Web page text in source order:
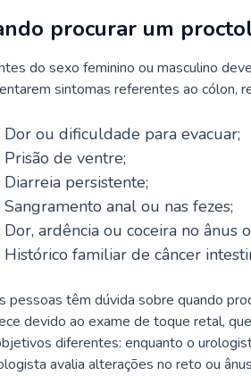
procurar um
do sexo feminino ou masculino
sintomas referentes ao cólon,
Dor ou dificuldade para evacuar;
Prisão de ventre;
Diarreia persistente;
Sangramento anal ou nas fezes;
Dor, ardência ou coceira no ânus
Histórico familiar de câncer
pessoas têm dúvida sobre quando
devido ao exame de toque retal,
diferentes: enquanto o
avalia alterações no reto ou